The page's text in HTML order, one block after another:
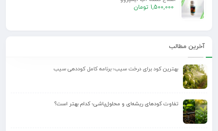
1,500,000 تومان
آخرین مطالب
بهترین کود برای درخت سیب؛ برنامه کامل کوددهی سیب
تفاوت کودهای ریشه‌ای و محلول‌پاشی؛ کدام بهتر است؟